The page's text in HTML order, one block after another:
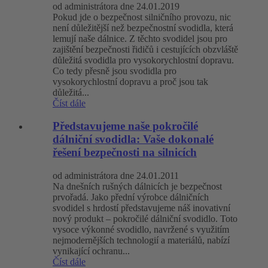
od administrátora dne 24.01.2019
Pokud jde o bezpečnost silničního provozu, nic
není důležitější než bezpečnostní svodidla, která
lemují naše dálnice. Z těchto svodidel jsou pro
zajištění bezpečnosti řidičů i cestujících obzvláště
důležitá svodidla pro vysokorychlostní dopravu.
Co tedy přesně jsou svodidla pro
vysokorychlostní dopravu a proč jsou tak
důležitá...
Číst dále
Představujeme naše pokročilé
dálniční svodidla: Vaše dokonalé
řešení bezpečnosti na silnicích
od administrátora dne 24.01.2011
Na dnešních rušných dálnicích je bezpečnost
prvořadá. Jako přední výrobce dálničních
svodidel s hrdostí představujeme náš inovativní
nový produkt – pokročilé dálniční svodidlo. Toto
vysoce výkonné svodidlo, navržené s využitím
nejmodernějších technologií a materiálů, nabízí
vynikající ochranu...
Číst dále